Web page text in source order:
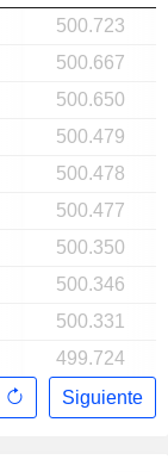
500.723
500.667
500.650
500.479
500.478
500.477
500.350
500.346
500.331
499.724
Siguiente